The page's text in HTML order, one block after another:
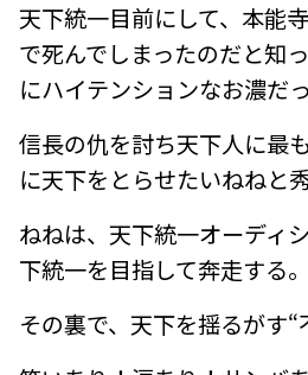
天下統一目前にして、本能
で死んでしまったのだと知
にハイテンションなお濃だ
信長の仇を討ち天下人に最
に天下をとらせたいねねと
ねねは、天下統一オーディ
下統一を目指して奔走する
その裏で、天下を揺るがす